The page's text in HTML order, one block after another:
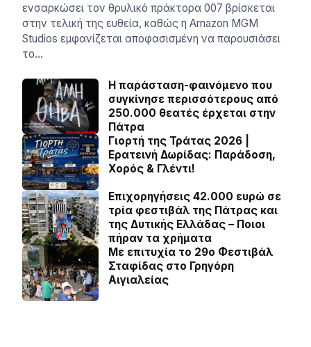
ενσαρκώσει τον θρυλικό πράκτορα 007 βρίσκεται
στην τελική της ευθεία, καθώς η Amazon MGM
Studios εμφανίζεται αποφασισμένη να παρουσιάσει
το…
Η παράσταση-φαινόμενο που
συγκίνησε περισσότερους από
250.000 θεατές έρχεται στην
Πάτρα
Γιορτή της Τράτας 2026 |
Ερατεινή Δωρίδας: Παράδοση,
Χορός & Γλέντι!
Επιχορηγήσεις 42.000 ευρώ σε
τρία φεστιβάλ της Πάτρας και
της Δυτικής Ελλάδας – Ποιοι
πήραν τα χρήματα
Με επιτυχία το 29ο Φεστιβάλ
Σταφίδας στο Γρηγόρη
Aιγιαλείας